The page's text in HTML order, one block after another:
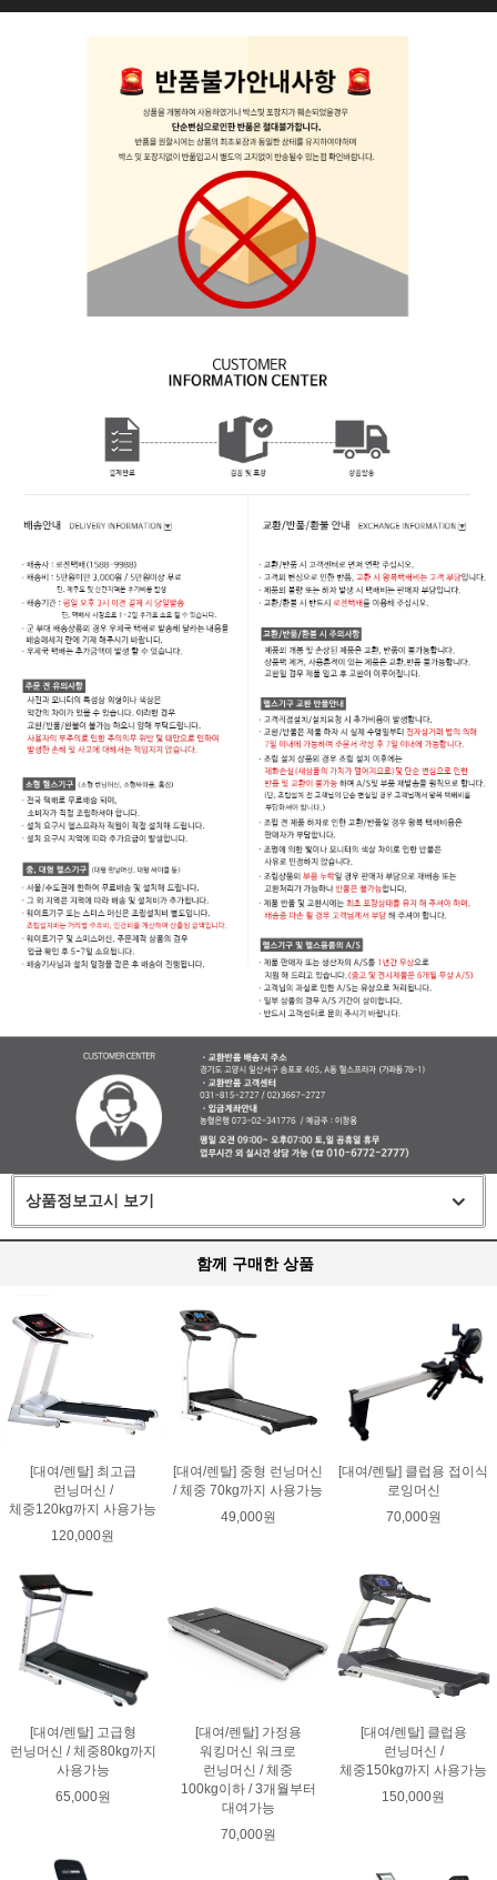
상품정보고시 보기
함께 구매한 상품
[대여/렌탈] 최고급
런닝머신 /
체중120kg까지 사용가능
120,000원
[대여/렌탈] 중형 런닝머신
/ 체중 70kg까지 사용가능
49,000원
[대여/렌탈] 클럽용 접이식
로잉머신
70,000원
[대여/렌탈] 고급형
런닝머신 / 체중80kg까지
사용가능
65,000원
[대여/렌탈] 가정용
워킹머신 워크로
런닝머신 / 체중
100kg이하 / 3개월부터
대여가능
70,000원
[대여/렌탈] 클럽용
런닝머신 /
체중150kg까지 사용가능
150,000원